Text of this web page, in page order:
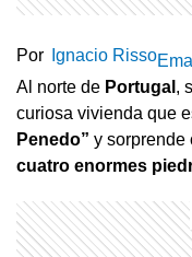
Por Ignacio Risso
Al norte de Portugal ,
curiosa vivienda que
Penedo” y sorprende
cuatro enormes